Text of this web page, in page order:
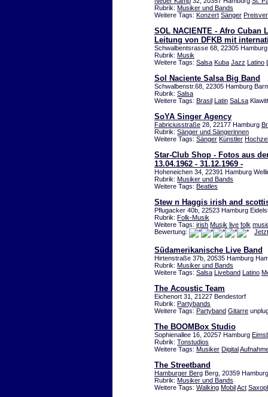
Rubrik: Musiker und Bands
Weitere Tags: Konzert Sänger
SOL NACIENTE - Afro Cuban
Leitung von DFKB mit
Schwalbentsrasse 68, 22305
Rubrik: Musik
Weitere Tags: Salsa Kuba Jazz Latino
Sol Naciente Salsa Big Band
Schwalbenstr.68, 22305 Hamburg
Rubrik: Salsa
Weitere Tags: Brasil Latin SaLsa
SoYA Singer Agency
Fabriciusstraße 28, 22177 Hamburg
Rubrik: Sänger und Sängerinnen
Weitere Tags: Sänger Künstler
Star-Club Shop - Fotos aus
13.04.1962 - 31.12.1969 -
Hoheneichen 34, 22391 Hamburg
Rubrik: Musiker und Bands
Weitere Tags: Beatles
Stew n Haggis irish and
Pflugacker 40b, 22523 Hamburg
Rubrik: Folk-Musik
Weitere Tags: irish Musik live folk
Bewertung:
Südamerikanische Live Band
Hirtenstraße 37b, 20535 Hamburg
Rubrik: Musiker und Bands
Weitere Tags: Salsa Liveband Latino
The Acoustic Team
Eichenort 31, 21227 Bendestorf
Rubrik: Partybands
Weitere Tags: Partyband Gitarre
The BOOMBox Studio
Sophienallee 16, 20257 Hamburg
Rubrik: Tonstudios
Weitere Tags: Musiker Digital
The Streetband
Hamburger Berg Berg, 20359
Rubrik: Musiker und Bands
Weitere Tags: Walking MobilAct